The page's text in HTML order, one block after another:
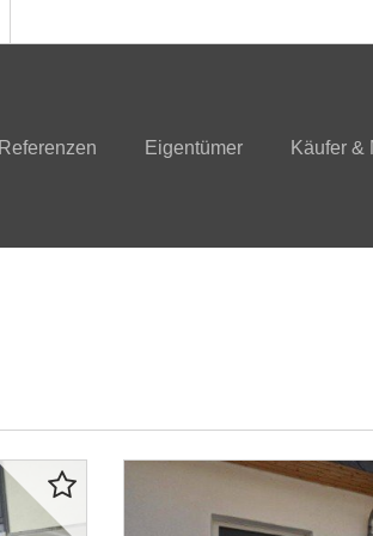
Referenzen Eigentümer Käufer &